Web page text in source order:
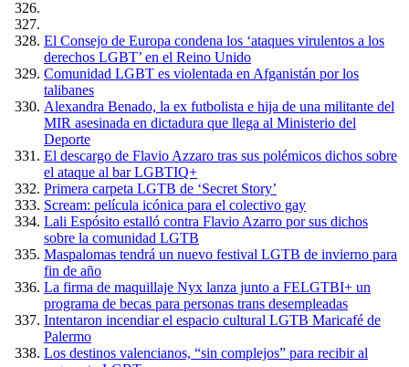
El Consejo de Europa condena los ‘ataques virulentos a los
derechos LGBT’ en el Reino Unido
Comunidad LGBT es violentada en Afganistán por los
talibanes
Alexandra Benado, la ex futbolista e hija de una militante del
MIR asesinada en dictadura que llega al Ministerio del
Deporte
El descargo de Flavio Azzaro tras sus polémicos dichos sobre
el ataque al bar LGBTIQ+
Primera carpeta LGTB de ‘Secret Story’
Scream: película icónica para el colectivo gay
Lali Espósito estalló contra Flavio Azarro por sus dichos
sobre la comunidad LGTB
Maspalomas tendrá un nuevo festival LGTB de invierno para
fin de año
La firma de maquillaje Nyx lanza junto a FELGTBI+ un
programa de becas para personas trans desempleadas
Intentaron incendiar el espacio cultural LGTB Maricafé de
Palermo
Los destinos valencianos, “sin complejos” para recibir al